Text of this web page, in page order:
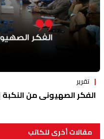
تقرير
الفكر الصهيوني من النكبة
مقالات أخرى للكاتب